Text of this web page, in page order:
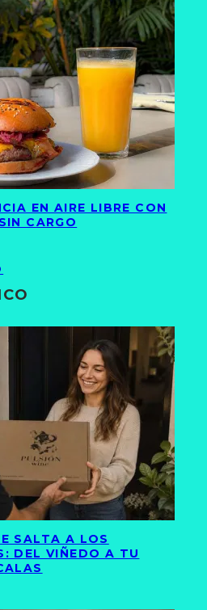
EN AIRE LIBRE CON
CARGO
SALTA A LOS
DEL VIÑEDO A TU